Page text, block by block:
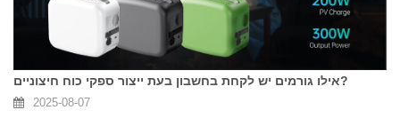
אילו גורמים יש לקחת בחשבון בעת ייצור ספקי כוח חיצוניים?
2025-08-07